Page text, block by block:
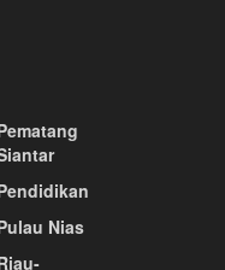
Nias